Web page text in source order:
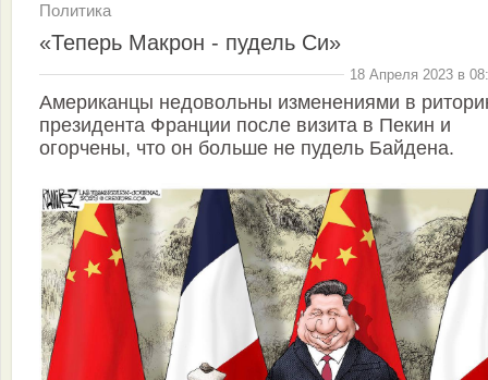
Политика
«Теперь Макрон - пудель Си»
18 Апреля 2023 в
Американцы недовольны изменениями в
президента Франции после визита в Пекин и
огорчены, что он больше не пудель Байдена.